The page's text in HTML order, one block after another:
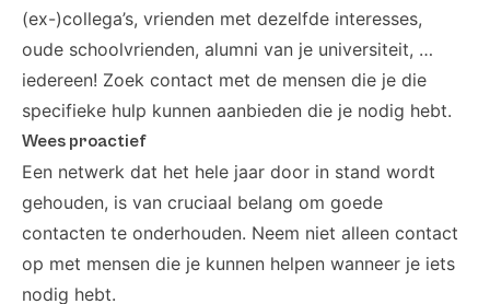
(ex-)collega’s, vrienden met dezelfde interesses,
oude schoolvrienden, alumni van je universiteit, …
iedereen! Zoek contact met de mensen die je die
specifieke hulp kunnen aanbieden die je nodig hebt.
Wees proactief
Een netwerk dat het hele jaar door in stand wordt
gehouden, is van cruciaal belang om goede
contacten te onderhouden. Neem niet alleen contact
op met mensen die je kunnen helpen wanneer je iets
nodig hebt.